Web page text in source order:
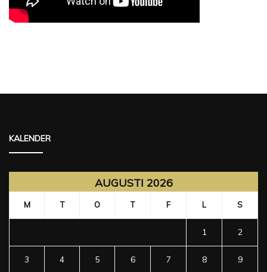
KALENDER
AUGUSTI 2026
M T O T F L S
1 2
3 4 5 6 7 8 9